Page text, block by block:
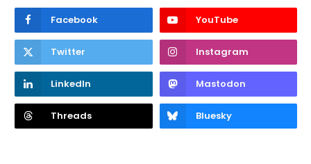
Facebook YouTube
Twitter Instagram
LinkedIn Mastodon
Threads Bluesky